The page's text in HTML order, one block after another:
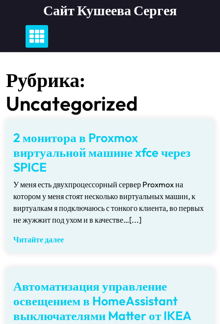
содержимому
Сайт Кушеева Сергея
Рубрика:
Uncategorized
2 монитора в Proxmox
виртуальной машине xfce через
SPICE
У меня есть двухпроцессорный сервер Proxmox на
котором у меня стоят несколько виртуальных машин, к
виртуалкам я подключаюсь с тонкого клиента, во первых
не жужжит под ухом и в качестве…[...]
Читайте далее
Автоматизация управление
освещением в HomeAssistant
выключателями Matter от IKEA